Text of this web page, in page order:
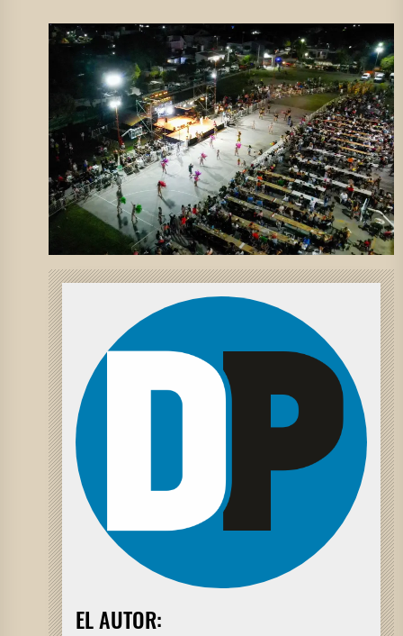
EL AUTOR: